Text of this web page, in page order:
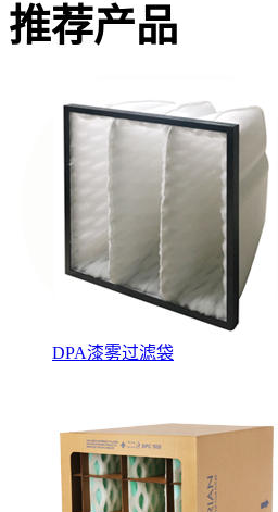
推荐产品
DPA漆雾过滤袋